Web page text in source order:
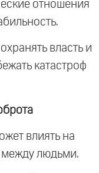
отношения
власть и
катастроф
влиять на
людьми.